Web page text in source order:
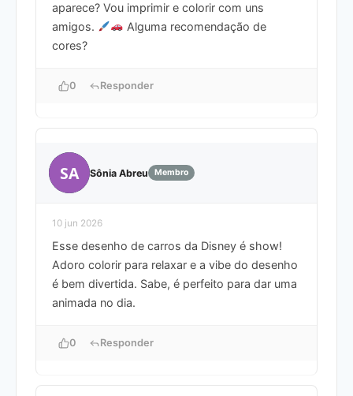
aparece? Vou imprimir e colorir com uns
amigos.
Alguma recomendação de
cores?
0 Responder
SA Sônia Abreu Membro
10 jun 2026
Esse desenho de carros da Disney é show!
Adoro colorir para relaxar e a vibe do desenho
é bem divertida. Sabe, é perfeito para dar uma
animada no dia.
0 Responder